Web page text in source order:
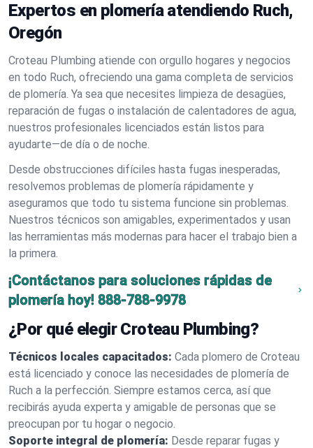
Expertos en plomería atendiendo Ruch,
Oregón
Croteau Plumbing atiende con orgullo hogares y negocios
en todo Ruch, ofreciendo una gama completa de servicios
de plomería. Ya sea que necesites limpieza de desagües,
reparación de fugas o instalación de calentadores de agua,
nuestros profesionales licenciados están listos para
ayudarte—de día o de noche.
Desde obstrucciones difíciles hasta fugas inesperadas,
resolvemos problemas de plomería rápidamente y
aseguramos que todo tu sistema funcione sin problemas.
Nuestros técnicos son amigables, experimentados y usan
las herramientas más modernas para hacer el trabajo bien a
la primera.
¡Contáctanos para soluciones rápidas de
plomería hoy! 888-788-9978
¿Por qué elegir Croteau Plumbing?
Técnicos locales capacitados: Cada plomero de Croteau
está licenciado y conoce las necesidades de plomería de
Ruch a la perfección. Siempre estamos cerca, así que
recibirás ayuda experta y amigable de personas que se
preocupan por tu hogar o negocio.
Soporte integral de plomería: Desde reparar fugas y